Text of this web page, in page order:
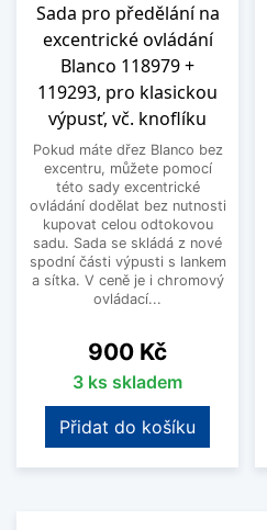
Sada pro předělání na
excentrické ovládání
Blanco 118979 +
119293, pro klasickou
výpusť, vč. knoflíku
Pokud máte dřez Blanco bez
excentru, můžete pomocí
této sady excentrické
ovládání dodělat bez nutnosti
kupovat celou odtokovou
sadu. Sada se skládá z nové
spodní části výpusti s lankem
a sítka. V ceně je i chromový
ovládací...
Cena
900 Kč
3 ks skladem
Přidat do košíku